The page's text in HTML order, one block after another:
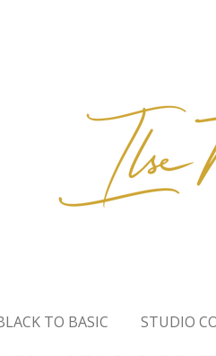
TO BASIC STUDIO